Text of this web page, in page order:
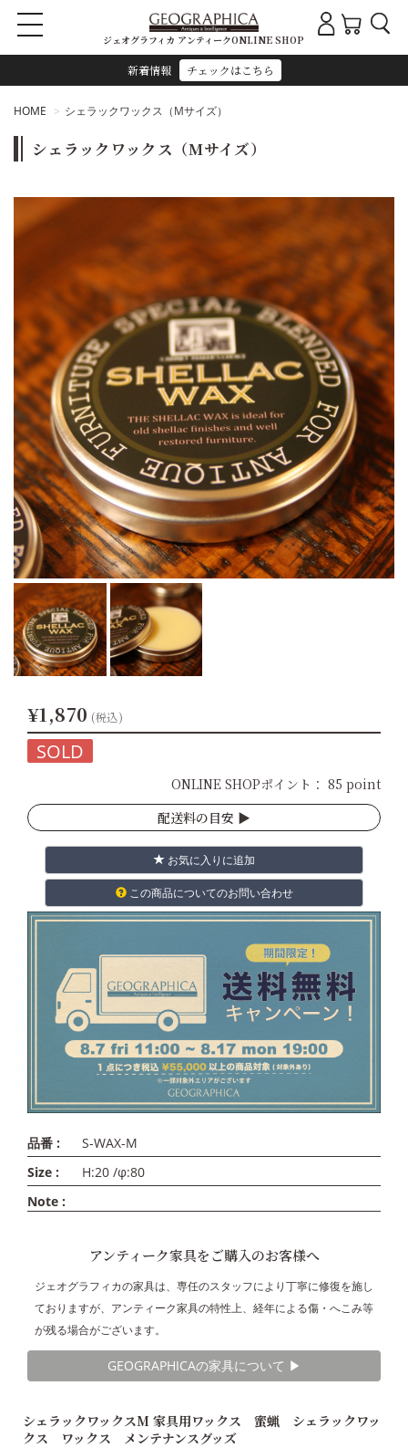
新着情報 チェックはこちら
ジェオグラフィカ アンティークONLINE SHOP
HOME シェラックワックス（Mサイズ）
シェラックワックス（Mサイズ）
¥1,870 (税込)
SOLD
ONLINE SHOPポイント： 85 point
配送料の目安 ▶︎
お気に入りに追加
この商品についてのお問い合わせ
品番 :
S-WAX-M
Size :
H:20 /φ:80
Note :
アンティーク家具をご購入のお客様へ
ジェオグラフィカの家具は、専任のスタッフにより丁寧に修復を施し
ておりますが、アンティーク家具の特性上、経年による傷・へこみ等
が残る場合がございます。
GEOGRAPHICAの家具について ▶︎
シェラックワックスM 家具用ワックス 蜜蝋 シェラックワッ
クス ワックス メンテナンスグッズ